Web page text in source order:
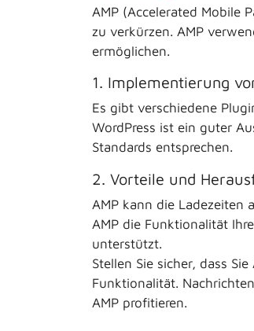
AMP (Accelerated Mobile
zu verkürzen. AMP
ermöglichen.
1. Implementierung
Es gibt verschiedene
WordPress ist ein guter
Standards entsprechen.
2. Vorteile und
AMP kann die Ladezeiten
AMP die Funktionalität
unterstützt.
Stellen Sie sicher, dass
Funktionalität.
AMP profitieren.